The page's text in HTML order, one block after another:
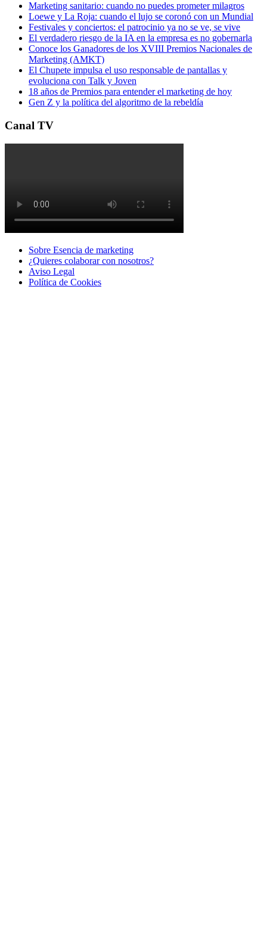
Marketing sanitario: cuando no puedes prometer milagros
Loewe y La Roja: cuando el lujo se coronó con un Mundial
Festivales y conciertos: el patrocinio ya no se ve, se vive
El verdadero riesgo de la IA en la empresa es no gobernarla
Conoce los Ganadores de los XVIII Premios Nacionales de
Marketing (AMKT)
El Chupete impulsa el uso responsable de pantallas y
evoluciona con Talk y Joven
18 años de Premios para entender el marketing de hoy
Gen Z y la política del algoritmo de la rebeldía
Canal TV
Sobre Esencia de marketing
¿Quieres colaborar con nosotros?
Aviso Legal
Polí­tica de Cookies